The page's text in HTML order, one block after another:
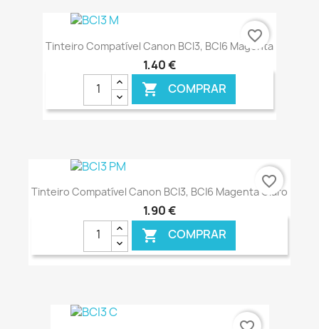
Tinteiro Compatível Canon BCI3, BCI6 Magenta
1,40 €
 COMPRAR
€ ONLINE
favorite_border
Tinteiro Compatível Canon BCI3, BCI6 Magenta Claro
1,90 €
 COMPRAR
€ ONLINE
favorite_border